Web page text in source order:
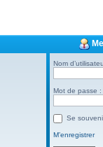
Nom
Mot de passe :
Se
M’enregistrer